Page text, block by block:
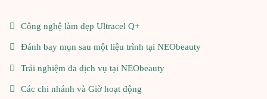
Công nghệ làm đẹp Ultracel Q+
Đánh bay mụn sau một liệu trình tại NEObeauty
Trải nghiệm đa dịch vụ tại NEObeauty
Các chi nhánh và Giờ hoạt động